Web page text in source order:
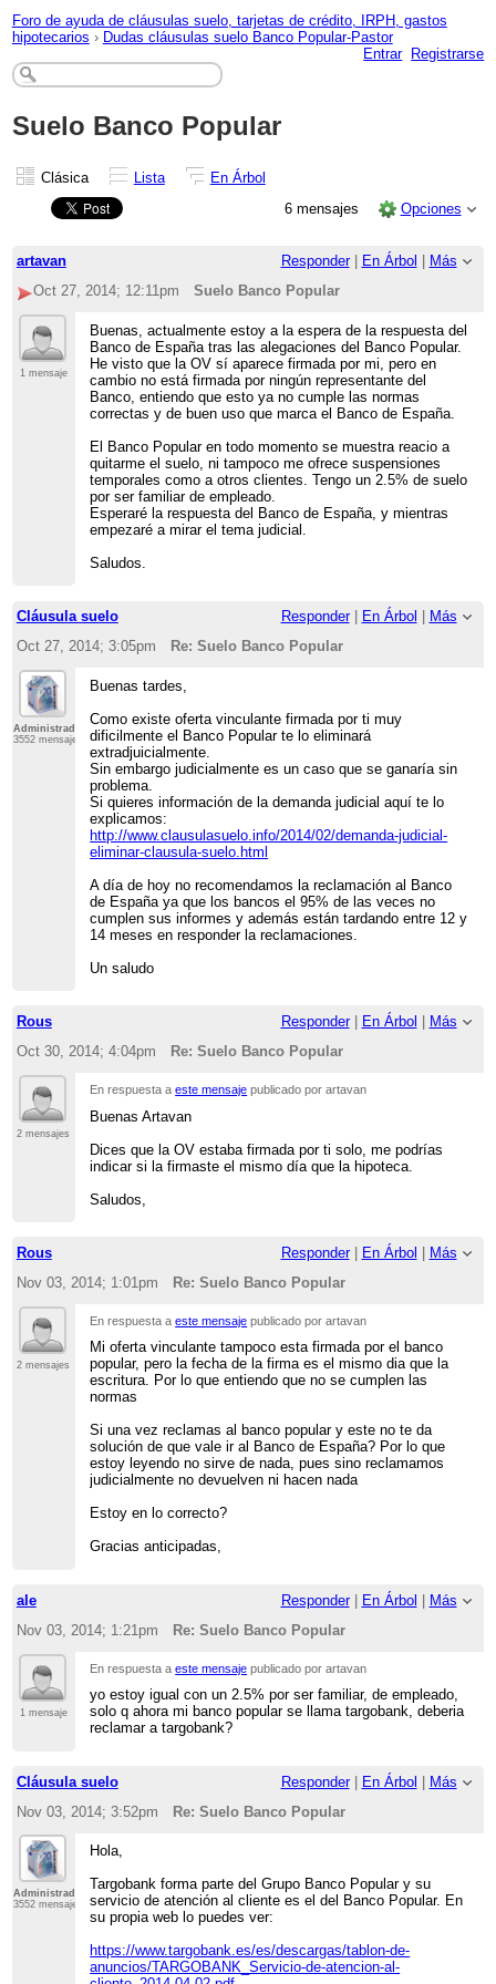
Foro de ayuda de cláusulas suelo, tarjetas de crédito, IRPH, gastos
hipotecarios › Dudas cláusulas suelo Banco Popular-Pastor
Entrar
Registrarse
Suelo Banco Popular
Clásica Lista
En Árbol
6 mensajes
Opciones
artavan Responder| En Árbol
Más
Oct 27, 2014; 12:11pm
Suelo Banco Popular
1 mensaje
Buenas, actualmente estoy a la espera de la respuesta del
Banco de España tras las alegaciones del Banco Popular.
He visto que la OV sí aparece firmada por mi, pero en
cambio no está firmada por ningún representante del
Banco, entiendo que esto ya no cumple las normas
correctas y de buen uso que marca el Banco de España.
El Banco Popular en todo momento se muestra reacio a
quitarme el suelo, ni tampoco me ofrece suspensiones
temporales como a otros clientes. Tengo un 2.5% de suelo
por ser familiar de empleado.
Esperaré la respuesta del Banco de España, y mientras
empezaré a mirar el tema judicial.
Saludos.
Cláusula suelo Responder| En Árbol
Más
Oct 27, 2014; 3:05pm
Re: Suelo Banco Popular
Administrador
3552 mensajes
Buenas tardes,
Como existe oferta vinculante firmada por ti muy
dificilmente el Banco Popular te lo eliminará
extradjuicialmente.
Sin embargo judicialmente es un caso que se ganaría sin
problema.
Si quieres información de la demanda judicial aquí te lo
explicamos:
http://www.clausulasuelo.info/2014/02/demanda-judicial-
eliminar-clausula-suelo.html
A día de hoy no recomendamos la reclamación al Banco
de España ya que los bancos el 95% de las veces no
cumplen sus informes y además están tardando entre 12 y
14 meses en responder la reclamaciones.
Un saludo
Rous Responder| En Árbol
Más
Oct 30, 2014; 4:04pm
Re: Suelo Banco Popular
2 mensajes
En respuesta aeste mensaje publicado por artavan
Buenas Artavan
Dices que la OV estaba firmada por ti solo, me podrías
indicar si la firmaste el mismo día que la hipoteca.
Saludos,
Rous Responder| En Árbol
Más
Nov 03, 2014; 1:01pm
Re: Suelo Banco Popular
2 mensajes
En respuesta aeste mensaje publicado por artavan
Mi oferta vinculante tampoco esta firmada por el banco
popular, pero la fecha de la firma es el mismo dia que la
escritura. Por lo que entiendo que no se cumplen las
normas
Si una vez reclamas al banco popular y este no te da
solución de que vale ir al Banco de España? Por lo que
estoy leyendo no sirve de nada, pues sino reclamamos
judicialmente no devuelven ni hacen nada
Estoy en lo correcto?
Gracias anticipadas,
ale Responder| En Árbol
Más
Nov 03, 2014; 1:21pm
Re: Suelo Banco Popular
1 mensaje
En respuesta aeste mensaje publicado por artavan
yo estoy igual con un 2.5% por ser familiar, de empleado,
solo q ahora mi banco popular se llama targobank, deberia
reclamar a targobank?
Cláusula suelo Responder| En Árbol
Más
Nov 03, 2014; 3:52pm
Re: Suelo Banco Popular
Administrador
3552 mensajes
Hola,
Targobank forma parte del Grupo Banco Popular y su
servicio de atención al cliente es el del Banco Popular. En
su propia web lo puedes ver:
https://www.targobank.es/es/descargas/tablon-de-
anuncios/TARGOBANK_Servicio-de-atencion-al-